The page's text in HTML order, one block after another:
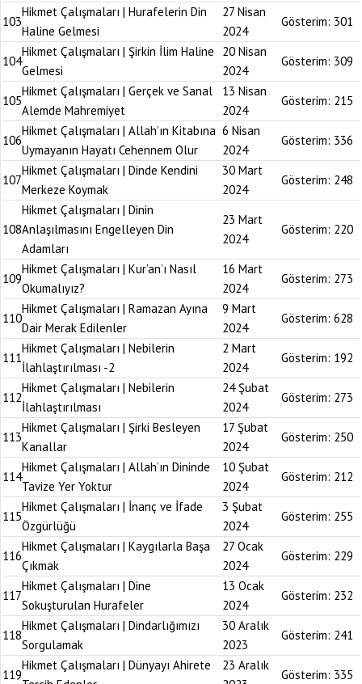
103
Hikmet Çalışmaları | Hurafelerin Din
Haline Gelmesi
27 Nisan
2024
Gösterim: 301
104
Hikmet Çalışmaları | Şirkin İlim Haline
Gelmesi
20 Nisan
2024
Gösterim: 309
105
Hikmet Çalışmaları | Gerçek ve Sanal
Alemde Mahremiyet
13 Nisan
2024
Gösterim: 215
106
Hikmet Çalışmaları | Allah’ın Kitabına
Uymayanın Hayatı Cehennem Olur
6 Nisan
2024
Gösterim: 336
107
Hikmet Çalışmaları | Dinde Kendini
Merkeze Koymak
30 Mart
2024
Gösterim: 248
108
Hikmet Çalışmaları | Dinin
Anlaşılmasını Engelleyen Din
Adamları
23 Mart
2024
Gösterim: 220
109
Hikmet Çalışmaları | Kur’an’ı Nasıl
Okumalıyız?
16 Mart
2024
Gösterim: 273
110
Hikmet Çalışmaları | Ramazan Ayına
Dair Merak Edilenler
9 Mart
2024
Gösterim: 628
111
Hikmet Çalışmaları | Nebilerin
İlahlaştırılması -2
2 Mart
2024
Gösterim: 192
112
Hikmet Çalışmaları | Nebilerin
İlahlaştırılması
24 Şubat
2024
Gösterim: 273
113
Hikmet Çalışmaları | Şirki Besleyen
Kanallar
17 Şubat
2024
Gösterim: 250
114
Hikmet Çalışmaları | Allah’ın Dininde
Tavize Yer Yoktur
10 Şubat
2024
Gösterim: 212
115
Hikmet Çalışmaları | İnanç ve İfade
Özgürlüğü
3 Şubat
2024
Gösterim: 255
116
Hikmet Çalışmaları | Kaygılarla Başa
Çıkmak
27 Ocak
2024
Gösterim: 229
117
Hikmet Çalışmaları | Dine
Sokuşturulan Hurafeler
13 Ocak
2024
Gösterim: 232
118
Hikmet Çalışmaları | Dindarlığımızı
Sorgulamak
30 Aralık
2023
Gösterim: 241
119
Hikmet Çalışmaları | Dünyayı Ahirete
23 Aralık
Gösterim: 335